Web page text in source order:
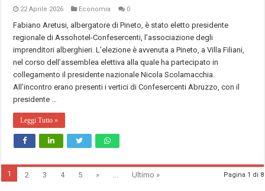
22 Aprile 2026 Economia 0
Fabiano Aretusi, albergatore di Pineto, è stato eletto presidente
regionale di Assohotel-Confesercenti, l’associazione degli
imprenditori alberghieri. L’elezione è avvenuta a Pineto, a Villa Filiani,
nel corso dell’assemblea elettiva alla quale ha partecipato in
collegamento il presidente nazionale Nicola Scolamacchia.
All’incontro erano presenti i vertici di Confesercenti Abruzzo, con il
presidente …
Leggi Tutto »
Pagina 1 di 8
1 2 3 4 5 » ... Ultimo »